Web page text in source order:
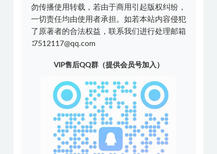
勿传播使用转载，若由于商用引起版权纠纷，
一切责任均由使用者承担。如若本站内容侵犯
了原著者的合法权益，联系我们进行处理邮箱
∶7512117@qq.com
VIP售后QQ群（提供会员号加入）